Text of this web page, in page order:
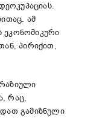
ამ
ეკონომიკური
პირიქით,
რაც,
გამიზნული